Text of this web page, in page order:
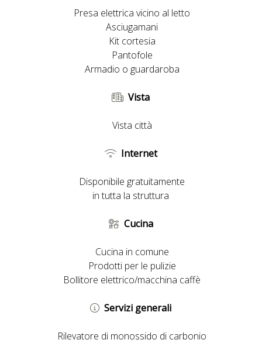
Presa elettrica vicino al letto
Asciugamani
Kit cortesia
Pantofole
Armadio o guardaroba
Vista
Vista città
Internet
Disponibile gratuitamente
in tutta la struttura
Cucina
Cucina in comune
Prodotti per le pulizie
Bollitore elettrico/macchina caffè
Servizi generali
Rilevatore di monossido di carbonio